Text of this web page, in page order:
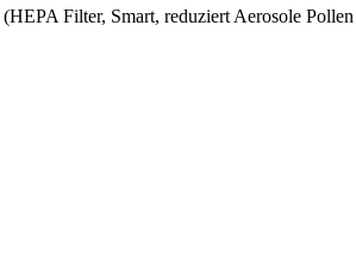
Filter, Smart, reduziert Aerosole Pollen